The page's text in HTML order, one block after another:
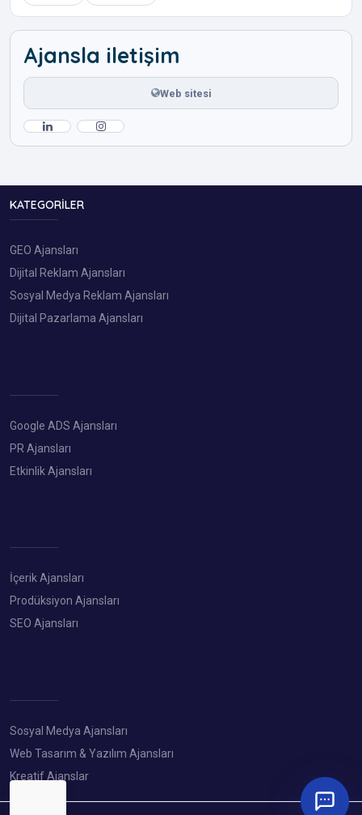
Ajansla iletişim
Web sitesi
KATEGORILER
GEO Ajansları
Dijital Reklam Ajansları
Sosyal Medya Reklam Ajansları
Dijital Pazarlama Ajansları
Google ADS Ajansları
PR Ajansları
Etkinlik Ajansları
İçerik Ajansları
Prodüksiyon Ajansları
SEO Ajansları
Sosyal Medya Ajansları
Web Tasarım & Yazılım Ajansları
Kreatif Ajanslar